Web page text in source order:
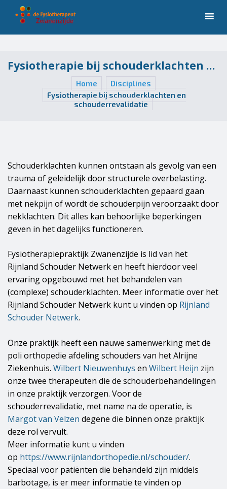
Fysiotherapie bij schouderklachten en schouderrevalidatie
Home
Disciplines
Fysiotherapie bij schouderklachten en
schouderrevalidatie
Schouderklachten kunnen ontstaan als gevolg van een
trauma of geleidelijk door structurele overbelasting.
Daarnaast kunnen schouderklachten gepaard gaan
met nekpijn of wordt de schouderpijn veroorzaakt door
nekklachten. Dit alles kan behoorlijke beperkingen
geven in het dagelijks functioneren.
Fysiotherapiepraktijk Zwanenzijde is lid van het
Rijnland Schouder Netwerk en heeft hierdoor veel
ervaring opgebouwd met het behandelen van
(complexe) schouderklachten. Meer informatie over het
Rijnland Schouder Netwerk kunt u vinden op Rijnland
Schouder Netwerk.
Onze praktijk heeft een nauwe samenwerking met de
poli orthopedie afdeling schouders van het Alrijne
Ziekenhuis. Wilbert Nieuwenhuys en Wilbert Heijn zijn
onze twee therapeuten die de schouderbehandelingen
in onze praktijk verzorgen. Voor de
schouderrevalidatie, met name na de operatie, is
Margot van Velzen degene die binnen onze praktijk
deze rol vervult.
Meer informatie kunt u vinden
op https://www.rijnlandorthopedie.nl/schouder/.
Speciaal voor patiënten die behandeld zijn middels
barbotage, is er meer informatie te vinden op